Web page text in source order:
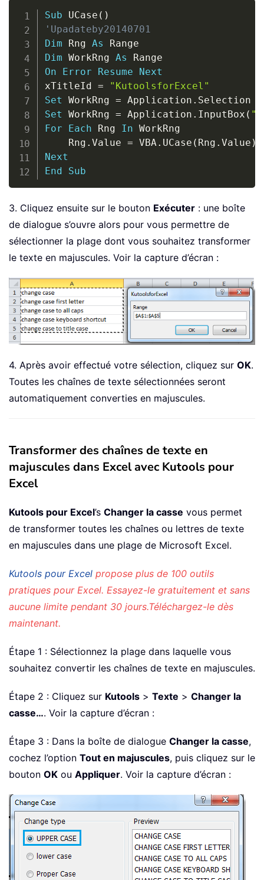
Sub UCase ( )
'Upadateby20140701
Dim Rng As
Dim WorkRng As
On
Error Resume
Next
xTitleId =
"KutoolsforExcel"
Set WorkRng = Application .
Set WorkRng = Application . InputBox (
For
Each Rng In WorkRng
    Rng
. Value = VBA. UCase ( Rng . Value )
Next
End
Sub
3. Cliquez ensuite sur le bouton Exécuter : une boîte
de dialogue s’ouvre alors pour vous permettre de
sélectionner la plage dont vous souhaitez transformer
le texte en majuscules. Voir la capture d’écran :
4. Après avoir effectué votre sélection, cliquez sur OK.
Toutes les chaînes de texte sélectionnées seront
automatiquement converties en majuscules.
Transformer des chaînes de texte en
majuscules dans Excel avec Kutools pour
Excel
Kutools pour Excel’s Changer la casse vous permet
de transformer toutes les chaînes ou lettres de texte
en majuscules dans une plage de Microsoft Excel.
Kutools pour Excel propose plus de 100 outils
pratiques pour Excel. Essayez-le gratuitement et sans
aucune limite pendant 30 jours.Téléchargez-le dès
maintenant.
Étape 1 : Sélectionnez la plage dans laquelle vous
souhaitez convertir les chaînes de texte en majuscules.
Étape 2 : Cliquez sur Kutools > Texte > Changer la
casse…. Voir la capture d’écran :
Étape 3 : Dans la boîte de dialogue Changer la casse,
cochez l’option Tout en majuscules, puis cliquez sur le
bouton OK ou Appliquer. Voir la capture d’écran :